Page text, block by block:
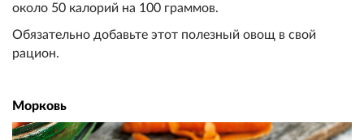
около 50 калорий на 100 граммов.
Обязательно добавьте этот полезный овощ в свой
рацион.
Морковь